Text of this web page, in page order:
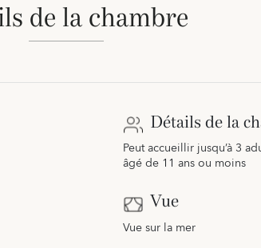
de la chambre
Détails de la
Peut accueillir jusqu’à 3
âgé de 11 ans ou moins
Vue
Vue sur la mer